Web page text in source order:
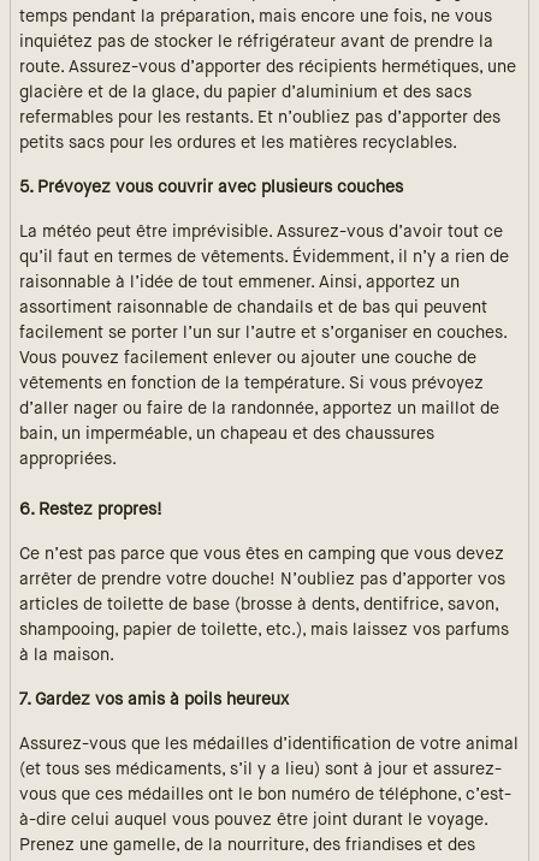
temps pendant la préparation, mais encore une fois, ne vous
inquiétez pas de stocker le réfrigérateur avant de prendre la
route. Assurez-vous d’apporter des récipients hermétiques, une
glacière et de la glace, du papier d’aluminium et des sacs
refermables pour les restants. Et n’oubliez pas d’apporter des
petits sacs pour les ordures et les matières recyclables.
5. Prévoyez vous couvrir avec plusieurs couches
La météo peut être imprévisible. Assurez-vous d’avoir tout ce
qu’il faut en termes de vêtements. Évidemment, il n’y a rien de
raisonnable à l’idée de tout emmener. Ainsi, apportez un
assortiment raisonnable de chandails et de bas qui peuvent
facilement se porter l’un sur l’autre et s’organiser en couches.
Vous pouvez facilement enlever ou ajouter une couche de
vêtements en fonction de la température. Si vous prévoyez
d’aller nager ou faire de la randonnée, apportez un maillot de
bain, un imperméable, un chapeau et des chaussures
appropriées.
6. Restez propres!
Ce n’est pas parce que vous êtes en camping que vous devez
arrêter de prendre votre douche! N’oubliez pas d’apporter vos
articles de toilette de base (brosse à dents, dentifrice, savon,
shampooing, papier de toilette, etc.), mais laissez vos parfums
à la maison.
7. Gardez vos amis à poils heureux
Assurez-vous que les médailles d’identification de votre animal
(et tous ses médicaments, s’il y a lieu) sont à jour et assurez-
vous que ces médailles ont le bon numéro de téléphone, c’est-
à-dire celui auquel vous pouvez être joint durant le voyage.
Prenez une gamelle, de la nourriture, des friandises et des